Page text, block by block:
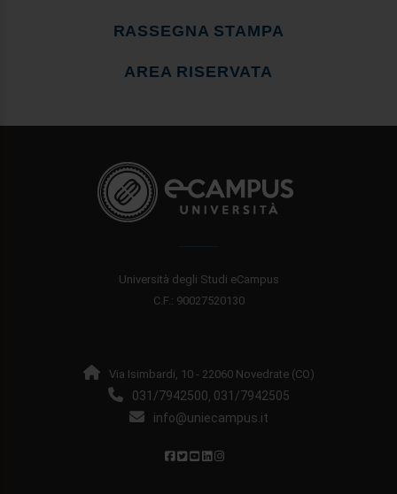
RASSEGNA STAMPA
AREA RISERVATA
Università degli Studi eCampus
C.F.: 90027520130
Via Isimbardi, 10 - 22060 Novedrate (CO)
031/7942500, 031/7942505
info@uniecampus.it